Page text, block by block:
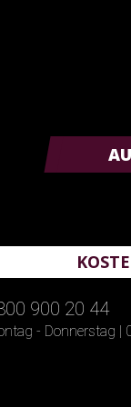
900 20 44
- Donnerstag |